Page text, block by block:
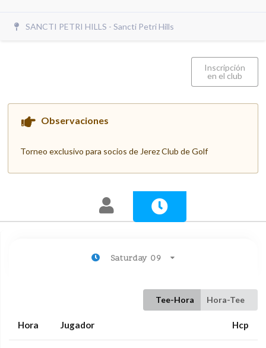
SANCTI PETRI HILLS - Sancti Petri Hills
Inscripción
en el club
Observaciones
Torneo exclusivo para socios de Jerez Club de Golf
Saturday 09
Tee-Hora Hora-Tee
Hora Jugador Hcp